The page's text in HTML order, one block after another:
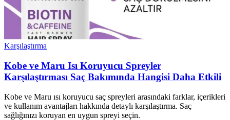
Karşılaştırma
Kobe ve Maru Isı Koruyucu Spreyler
Karşılaştırması Saç Bakımında Hangisi Daha Etkili
Kobe ve Maru ısı koruyucu saç spreyleri arasındaki farklar, içerikleri
ve kullanım avantajları hakkında detaylı karşılaştırma. Saç
sağlığınızı koruyan en uygun spreyi seçin.